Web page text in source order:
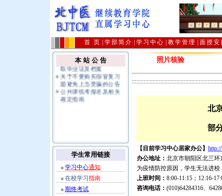
首 页 学部简介 学习中心 教学管理 面授安
本 站 公 告
实习填写范本
2026年放假时间公告
继续教育学院2026年1月
期终考试及相关
本、2020年春
2026年4月批次毕业生领
取毕业证及档案
关于不要购买假冒复习
题避免上当受骗的公告
公共课统考报名及相关
规定指南
学生常用链接
学习中心通知
在校学习 指南
期终考试
照片核验
北
部
【目前学习中心居家办公】
办公地址： 北京市朝阳区北三环
为疫情防控原因，学生无法进
上班时间： 8:00-11:15；12:16-
咨询电话： (010)64284316、